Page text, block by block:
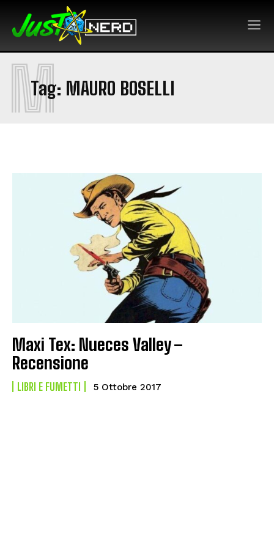
Tag: MAURO BOSELLI
M
Maxi Tex: Nueces Valley –
Recensione
LIBRI E FUMETTI 5 Ottobre 2017